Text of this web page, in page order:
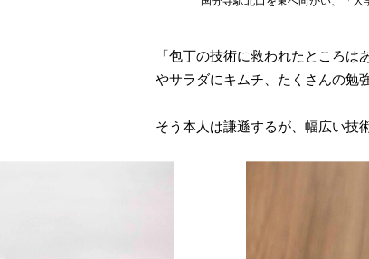
「包丁の技術に救われたところ
やサラダにキムチ、たくさんの勉
そう本人は謙遜するが、幅広い技